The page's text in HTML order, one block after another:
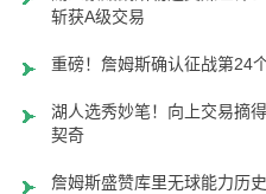
斩获A级交易
重磅！詹姆斯确认征战第24
湖人选秀妙笔！向上交易摘
契奇
詹姆斯盛赞库里无球能力历